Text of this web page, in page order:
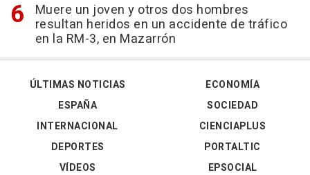
Muere un joven y otros dos hombres
resultan heridos en un accidente de tráfico
en la RM-3, en Mazarrón
ÚLTIMAS NOTICIAS
ESPAÑA
INTERNACIONAL
DEPORTES
VÍDEOS
ECONOMÍA
SOCIEDAD
CIENCIAPLUS
PORTALTIC
EPSOCIAL